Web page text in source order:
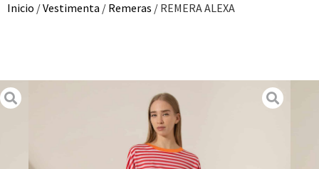
Inicio /Vestimenta / Remeras / REMERA ALEXA